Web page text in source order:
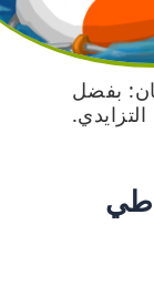
بفضل